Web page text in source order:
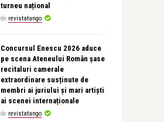
turneu național
de revistatango
Concursul Enescu 2026 aduce
pe scena Ateneului Român șase
recitaluri camerale
extraordinare susținute de
membri ai juriului și mari artiști
ai scenei internaționale
de revistatango